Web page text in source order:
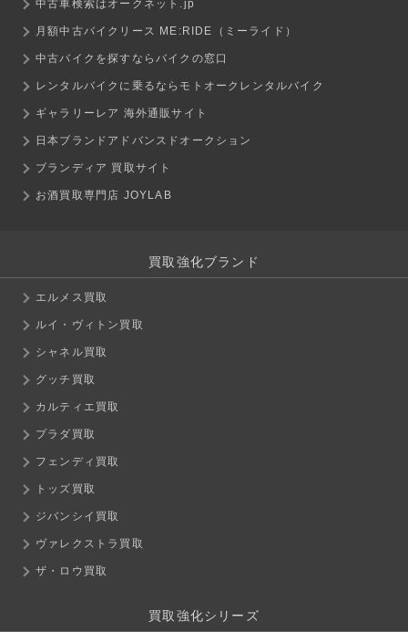
中古車検索はオークネット.jp
月額中古バイクリース ME:RIDE（ミーライド）
中古バイクを探すならバイクの窓口
レンタルバイクに乗るならモトオークレンタルバイク
ギャラリーレア 海外通販サイト
日本ブランドアドバンスドオークション
ブランディア 買取サイト
お酒買取専門店 JOYLAB
買取強化ブランド
エルメス買取
ルイ・ヴィトン買取
シャネル買取
グッチ買取
カルティエ買取
プラダ買取
フェンディ買取
トッズ買取
ジバンシイ買取
ヴァレクストラ買取
ザ・ロウ買取
買取強化シリーズ